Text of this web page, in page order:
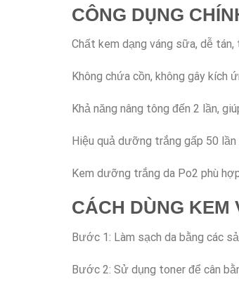
CÔNG DỤNG
Chất kem dạng váng sữa, dễ tán,
Không chứa cồn, không gây kích
Khả năng nâng tông đến 2 lần,
Hiệu quả dưỡng trắng gấp 50
Kem dưỡng trắng da Po2 phù
CÁCH DÙNG KEM
Bước 1: Làm sạch da bằng các
Bước 2: Sử dụng toner để cân